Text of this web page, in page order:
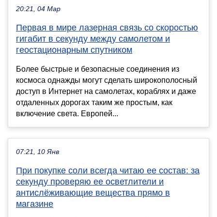
20:21, 04 Мар
Первая в мире лазерная связь со скоростью
гигабит в секунду между самолетом и
геостационарным спутником
Более быстрые и безопасные соединения из
космоса однажды могут сделать широкополосный
доступ в Интернет на самолетах, кораблях и даже
отдаленных дорогах таким же простым, как
включение света. Европей...
07:21, 10 Янв
При покупке соли всегда читаю ее состав: за
секунду проверяю ее осветлители и
антислёживающие вещества прямо в
магазине